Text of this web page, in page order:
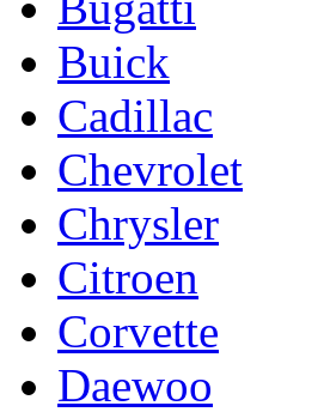
Buick
Cadillac
Chevrolet
Chrysler
Citroen
Corvette
Daewoo